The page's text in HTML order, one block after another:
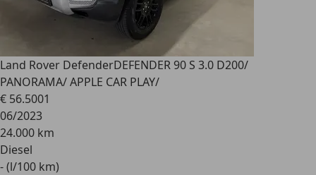
Land Rover DefenderDEFENDER 90 S 3.0 D200/
PANORAMA/ APPLE CAR PLAY/
€ 56.5001
06/2023
24.000 km
Diesel
- (l/100 km)